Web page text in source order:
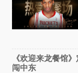
《欢迎来龙餐馆
闯中东